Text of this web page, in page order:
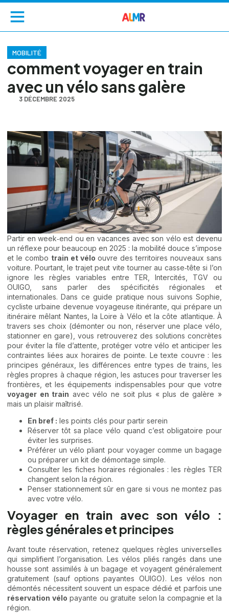
MOBILITÉ
comment voyager en train
avec un vélo sans galère
3 DÉCEMBRE 2025
Partir en week‑end ou en vacances avec son vélo est devenu
un réflexe pour beaucoup en 2025 : la mobilité douce s’impose
et le combo train et vélo ouvre des territoires nouveaux sans
voiture. Pourtant, le trajet peut vite tourner au casse‑tête si l’on
ignore les règles variables entre TER, Intercités, TGV ou
OUIGO, sans parler des spécificités régionales et
internationales. Dans ce guide pratique nous suivons Sophie,
cycliste urbaine devenue voyageuse itinérante, qui prépare un
itinéraire mêlant Nantes, la Loire à Vélo et la côte atlantique. À
travers ses choix (démonter ou non, réserver une place vélo,
stationner en gare), vous retrouverez des solutions concrètes
pour éviter la file d’attente, protéger votre vélo et anticiper les
contraintes liées aux horaires de pointe. Le texte couvre : les
principes généraux, les différences entre types de trains, les
règles propres à chaque région, les astuces pour traverser les
frontières, et les équipements indispensables pour que votre
voyager en train avec vélo ne soit plus « plus de galère »
mais un plaisir maîtrisé.
En bref : les points clés pour partir serein
Réserver tôt sa place vélo quand c’est obligatoire pour
éviter les surprises.
Préférer un vélo pliant pour voyager comme un bagage
ou préparer un kit de démontage simple.
Consulter les fiches horaires régionales : les règles TER
changent selon la région.
Penser stationnement sûr en gare si vous ne montez pas
avec votre vélo.
Voyager en train avec son vélo :
règles générales et principes
Avant toute réservation, retenez quelques règles universelles
qui simplifient l’organisation. Les vélos pliés rangés dans une
housse sont assimilés à un bagage et voyagent généralement
gratuitement (sauf options payantes OUIGO). Les vélos non
démontés nécessitent souvent un espace dédié et parfois une
réservation vélo payante ou gratuite selon la compagnie et la
région.